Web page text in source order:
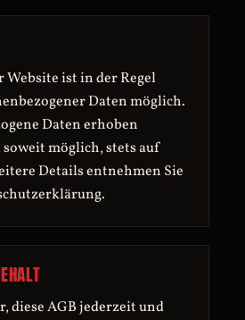
ist in der Regel
Daten möglich.
Daten erhoben
möglich, stets auf
Details entnehmen Sie
diese AGB jederzeit und